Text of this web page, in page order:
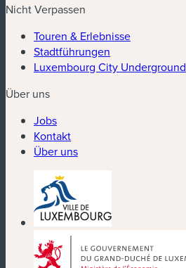
Nicht Verpassen
Touren & Erlebnisse
Stadtführungen
Luxembourg City Underground
Über uns
Jobs
Kontakt
Über uns